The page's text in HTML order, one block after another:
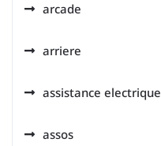
arcade
arriere
assistance electrique
assos